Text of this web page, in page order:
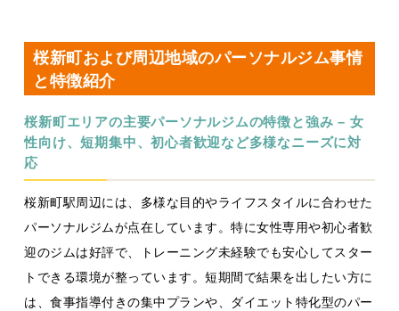
桜新町および周辺地域のパーソナルジム事情
と特徴紹介
桜新町エリアの主要パーソナルジムの特徴と強み – 女
性向け、短期集中、初心者歓迎など多様なニーズに対
応
桜新町駅周辺には、多様な目的やライフスタイルに合わせた
パーソナルジムが点在しています。特に女性専用や初心者歓
迎のジムは好評で、トレーニング未経験でも安心してスター
トできる環境が整っています。短期間で結果を出したい方に
は、食事指導付きの集中プランや、ダイエット特化型のパー